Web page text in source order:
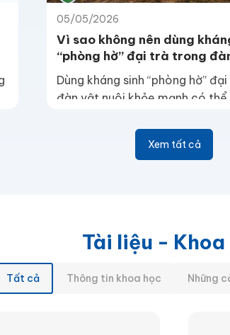
05/05/2026
Vì sao không nên dùng
“phòng hờ” đại trà trong
khỏe mạnh?
Dùng kháng sinh “phòng hờ”
đàn vật nuôi khỏe mạnh có
dài dễ làm tăng chi phí, che
nhân quản lý và làm giảm hiệu
Xem tất cả
Tài liệu - Khoa
Tất cả Thông tin khoa học Những